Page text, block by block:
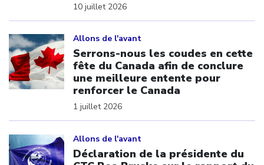
10 juillet 2026
Allons de l'avant
Serrons-nous les coudes en cette
fête du Canada afin de conclure
une meilleure entente pour
renforcer le Canada
1 juillet 2026
Allons de l'avant
Déclaration de la présidente du